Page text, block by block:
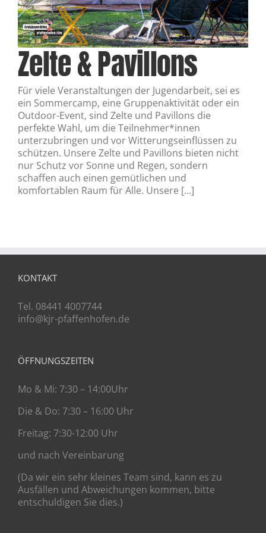
Zelte & Pavillons
Für viele Veranstaltungen der Jugendarbeit, sei es
ein Sommercamp, eine Gruppenaktivität oder ein
Outdoor-Event, sind Zelte und Pavillons die
perfekte Wahl, um die Teilnehmer*innen
unterzubringen und vor Witterungseinflüssen zu
schützen. Unsere Zelte und Pavillons bieten nicht
nur Schutz vor Sonne und Regen, sondern
schaffen auch einen gemütlichen und
komfortablen Raum für Alle. Unsere [...]
KONTAKT
Tel. 08441 4007744
info@kjr-pfaffenhofen.de
ÖFFNUNGSZEITEN
Mo & Mi: 7:30 – 14:00Uhr
Die & Do: 7:30 – 16:00 Uhr
Freitag: 7:30-12:00 Uhr
und nach Vereinbarung
(Da wir ein sehr kleines Team sind, kann es zu
Ausfällen und Abweichungen kommen, bitte
entschuldigen Sie dies.)